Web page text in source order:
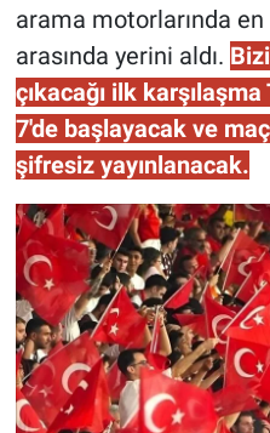
arama motorlarında
arasında yerini aldı.
çıkacağı ilk
7'de başlayacak ve
şifresiz yayınlanacak.